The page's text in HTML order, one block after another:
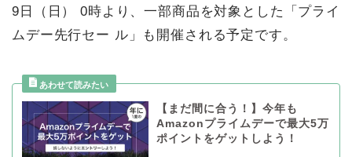
9日（日） 0時より、一部商品を対象とした「プライ
ムデー先行セー ル」も開催される予定です。
【まだ間に合う！】今年も
Amazonプライムデーで最大5万
ポイントをゲットしよう！